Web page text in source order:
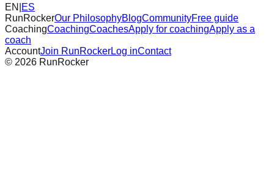
EN ES
RunRockerOur PhilosophyBlogCommunityFree guide
CoachingCoachingCoachesApply for coachingApply as a
coach
AccountJoin RunRockerLog inContact
© 2026 RunRocker